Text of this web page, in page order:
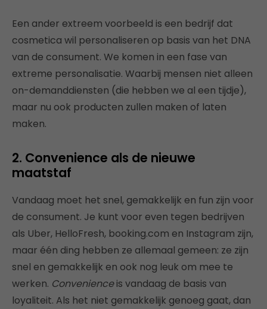
Een ander extreem voorbeeld is een bedrijf dat
cosmetica wil personaliseren op basis van het DNA
van de consument. We komen in een fase van
extreme personalisatie. Waarbij mensen niet alleen
on-demanddiensten (die hebben we al een tijdje),
maar nu ook producten zullen maken of laten
maken.
2. Convenience als de nieuwe
maatstaf
Vandaag moet het snel, gemakkelijk en fun zijn voor
de consument. Je kunt voor even tegen bedrijven
als Uber, HelloFresh, booking.com en Instagram zijn,
maar één ding hebben ze allemaal gemeen: ze zijn
snel en gemakkelijk en ook nog leuk om mee te
werken. Convenienceis vandaag de basis van
loyaliteit. Als het niet gemakkelijk genoeg gaat, dan